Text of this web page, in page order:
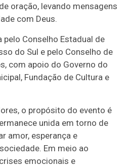
oração, levando mensagens
com Deus.
pelo Conselho Estadual de
do Sul e pelo Conselho de
, com apoio do Governo do
Fundação de Cultura e
o propósito do evento é
unida em torno de
amor, esperança e
Em meio ao
emocionais e